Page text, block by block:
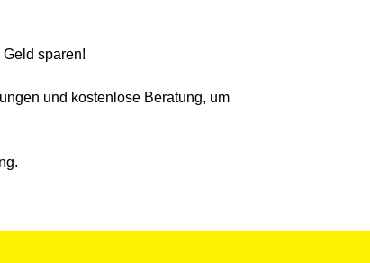
sparen!
und kostenlose Beratung, um